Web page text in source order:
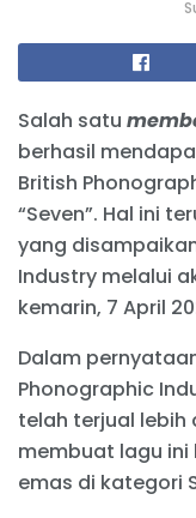
Salah satu
berhasil
British
“Seven”. Hal ini
yang
Industry melalui
kemarin, 7 April
Dalam
Phonographic
telah terjual lebih
membuat lagu ini
emas di kategori